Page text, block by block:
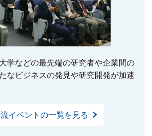
学などの最先端の研究者や企業間の
なビジネスの発見や研究開発が加速
イベントの一覧を見る